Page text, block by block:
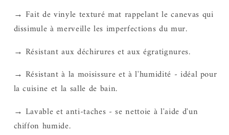
→ Fait de vinyle texturé mat rappelant le canevas qui
dissimule à merveille les imperfections du mur.
→ Résistant aux déchirures et aux égratignures.
→ Résistant à la moisissure et à l'humidité - idéal pour
la cuisine et la salle de bain.
→ Lavable et anti-taches - se nettoie à l'aide d'un
chiffon humide.